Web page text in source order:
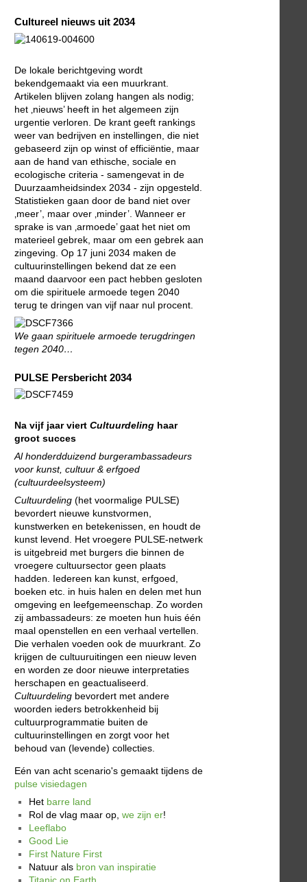
Cultureel nieuws uit 2034
De lokale berichtgeving wordt
bekendgemaakt via een muurkrant.
Artikelen blijven zolang hangen als nodig;
het ‚nieuws’ heeft in het algemeen zijn
urgentie verloren. De krant geeft rankings
weer van bedrijven en instellingen, die niet
gebaseerd zijn op winst of efficiëntie, maar
aan de hand van ethische, sociale en
ecologische criteria - samengevat in de
Duurzaamheidsindex 2034 - zijn opgesteld.
Statistieken gaan door de band niet over
‚meer’, maar over ‚minder’. Wanneer er
sprake is van ‚armoede’ gaat het niet om
materieel gebrek, maar om een gebrek aan
zingeving. Op 17 juni 2034 maken de
cultuurinstellingen bekend dat ze een
maand daarvoor een pact hebben gesloten
om die spirituele armoede tegen 2040
terug te dringen van vijf naar nul procent.
We gaan spirituele armoede terugdringen
tegen 2040…
PULSE Persbericht 2034
Na vijf jaar viert Cultuurdeling haar
groot succes
Al honderdduizend burgerambassadeurs
voor kunst, cultuur & erfgoed
(cultuurdeelsysteem)
Cultuurdeling (het voormalige PULSE)
bevordert nieuwe kunstvormen,
kunstwerken en betekenissen, en houdt de
kunst levend. Het vroegere PULSE-netwerk
is uitgebreid met burgers die binnen de
vroegere cultuursector geen plaats
hadden. Iedereen kan kunst, erfgoed,
boeken etc. in huis halen en delen met hun
omgeving en leefgemeenschap. Zo worden
zij ambassadeurs: ze moeten hun huis één
maal openstellen en een verhaal vertellen.
Die verhalen voeden ook de muurkrant. Zo
krijgen de cultuuruitingen een nieuw leven
en worden ze door nieuwe interpretaties
herschapen en geactualiseerd.
Cultuurdeling bevordert met andere
woorden ieders betrokkenheid bij
cultuurprogrammatie buiten de
cultuurinstellingen en zorgt voor het
behoud van (levende) collecties.
Eén van acht scenario's gemaakt tijdens de
pulse visiedagen
Het barre land
Rol de vlag maar op, we zijn er!
Leeflabo
Good Lie
First Nature First
Natuur als bron van inspiratie